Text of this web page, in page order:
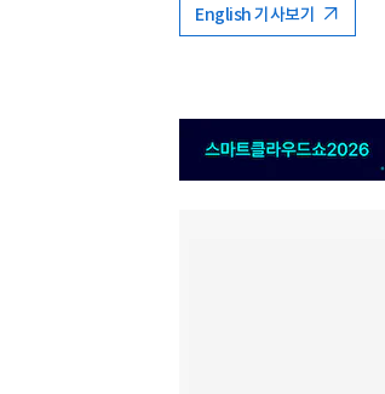
English 기사보기